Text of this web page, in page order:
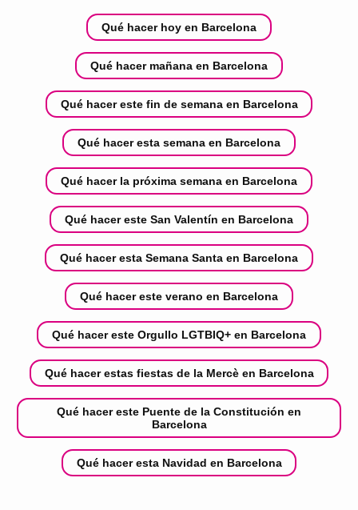
Qué hacer hoy en Barcelona
Qué hacer mañana en Barcelona
Qué hacer este fin de semana en Barcelona
Qué hacer esta semana en Barcelona
Qué hacer la próxima semana en Barcelona
Qué hacer este San Valentín en Barcelona
Qué hacer esta Semana Santa en Barcelona
Qué hacer este verano en Barcelona
Qué hacer este Orgullo LGTBIQ+ en Barcelona
Qué hacer estas fiestas de la Mercè en Barcelona
Qué hacer este Puente de la Constitución en
Barcelona
Qué hacer esta Navidad en Barcelona